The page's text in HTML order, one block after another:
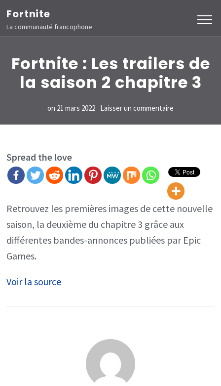
Aller
au
contenu
Entrée)
Fortnite
La communauté francophone
Fortnite : Les trailers de
la saison 2 chapitre 3
on 21 mars 2022 Laisser un commentaire
Fortnite
trailers
de
la
Spread the love
Retrouvez les premières images de cette nouvelle
saison, la deuxième du chapitre 3 grâce aux
différentes bandes-annonces publiées par Epic
Games.
Voir la source